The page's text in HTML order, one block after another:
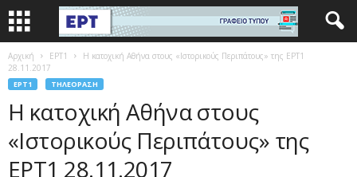
Αρχική EΡΤ1
Η κατοχική Αθήνα στους «Ιστορικούς Περιπάτους» της ΕΡΤ1
28.11.2017
EΡΤ1 ΤΗΛΕΌΡΑΣΗ
Η κατοχική Αθήνα στους
«Ιστορικούς Περιπάτους» της
ΕΡΤ1 28.11.2017